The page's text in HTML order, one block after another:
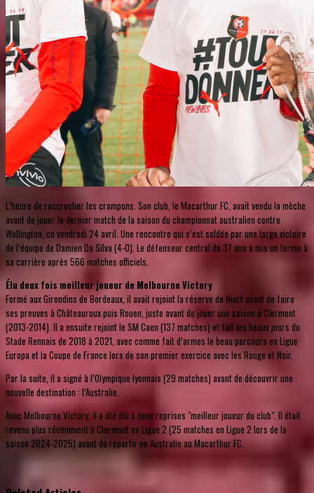
L’heure de raccrocher les crampons. Son club, le Macarthur FC, avait vendu la mèche
avant de jouer le dernier match de la saison du championnat australien contre
Wellington, ce vendredi 24 avril. Une rencontre qui s’est soldée par une large victoire
de l’équipe de Damien Da Silva (4-0). Le défenseur central de 37 ans a mis un terme à
sa carrière après 566 matches officiels.
Élu deux fois meilleur joueur de Melbourne Victory
Formé aux Girondins de Bordeaux, il avait rejoint la réserve de Niort avant de faire
ses preuves à Châteauroux puis Rouen, juste avant de jouer une saison à Clermont
(2013-2014). Il a ensuite rejoint le SM Caen (137 matches) et fait les beaux jours du
Stade Rennais de 2018 à 2021, avec comme fait d’armes le beau parcours en Ligue
Europa et la Coupe de France lors de son premier exercice avec les Rouge et Noir.
Par la suite, il a signé à l’Olympique lyonnais (29 matches) avant de découvrir une
nouvelle destination : l’Australie.
Avec Melbourne Victory, il a été élu à deux reprises "meilleur joueur du club". Il était
revenu plus récemment à Clermont en Ligue 2 (25 matches en Ligue 2 lors de la
saison 2024-2025) avant de repartir en Australie au Macarthur FC.